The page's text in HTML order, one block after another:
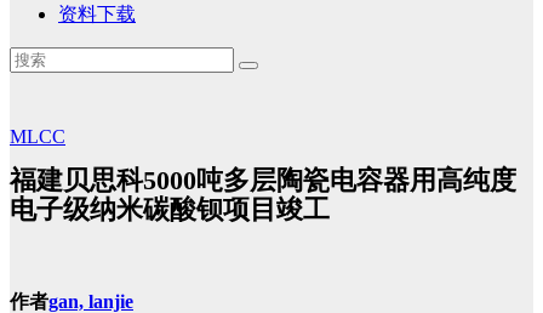
资料下载
MLCC
福建贝思科5000吨多层陶瓷电容器用高纯度
电子级纳米碳酸钡项目竣工
作者gan, lanjie